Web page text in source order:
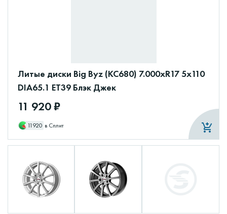
Литые диски Big Byz (КС680) 7.000xR17 5x110
DIA65.1 ET39 Блэк Джек
11 920 ₽
11920 в Сплит